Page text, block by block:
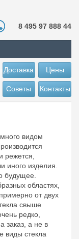
8 495 97 888 44
Доставка Цены
Советы Контакты
видом
режется,
иного изделия.
будущее.
областях,
от двух
свыше
редко,
заказ, а не в
виды стекла